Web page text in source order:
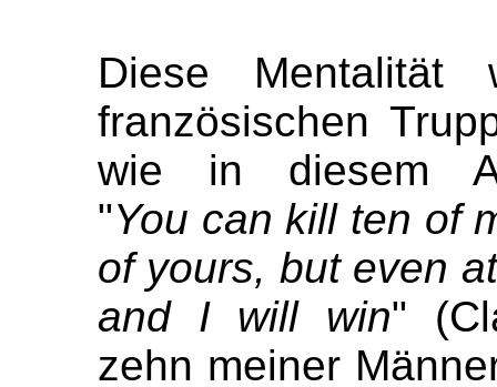
Diese
französischen
wie in diesem
"You can kill ten of
of yours, but even
and I will win"
zehn meiner